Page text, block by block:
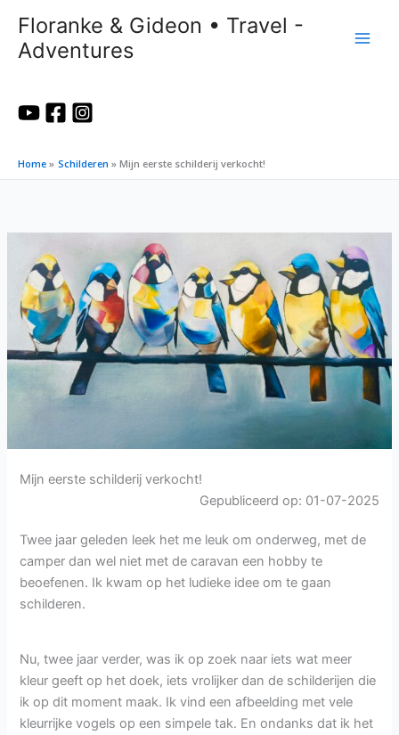
naarFloranke & Gideon • Travel -
Adventures
Home Schilderen Mijn eerste schilderij verkocht!
Mijn eerste schilderij verkocht!
Gepubliceerd op: 01-07-2025
Twee jaar geleden leek het me leuk om onderweg, met de
camper dan wel niet met de caravan een hobby te
beoefenen. Ik kwam op het ludieke idee om te gaan
schilderen.
Nu, twee jaar verder, was ik op zoek naar iets wat meer
kleur geeft op het doek, iets vrolijker dan de schilderijen die
ik op dit moment maak. Ik vind een afbeelding met vele
kleurrijke vogels op een simpele tak. En ondanks dat ik het